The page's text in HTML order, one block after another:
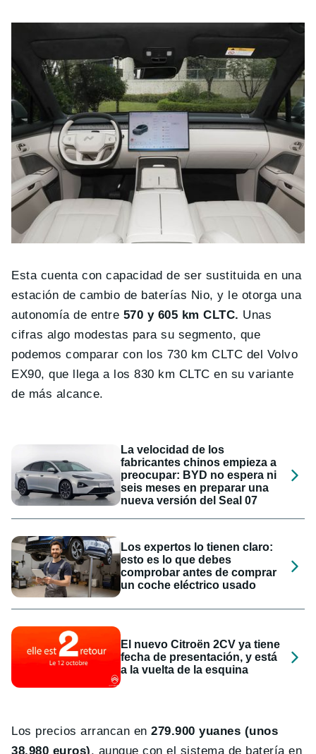
Esta cuenta con capacidad de ser sustituida en una
estación de cambio de baterías Nio, y le otorga una
autonomía de entre 570 y 605 km CLTC. Unas
cifras algo modestas para su segmento, que
podemos comparar con los 730 km CLTC del Volvo
EX90, que llega a los 830 km CLTC en su variante
de más alcance.
La velocidad de los
fabricantes chinos empieza a
preocupar: BYD no espera ni
seis meses en preparar una
nueva versión del Seal 07
Los expertos lo tienen claro:
esto es lo que debes
comprobar antes de comprar
un coche eléctrico usado
El nuevo Citroën 2CV ya tiene
fecha de presentación, y está
a la vuelta de la esquina
Los precios arrancan en279.900 yuanes (unos
38.980 euros), aunque con el sistema de batería en